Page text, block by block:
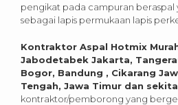
pengikat pada campuran beraspal yang dimanfaatkan
sebagai lapis
Kontraktor Aspal Hotmix
Jabodetabek Jakarta, Tangerang, Bekasi, Depok,
Bogor, Bandung , Cikarang
Tengah, Jawa Timur dan
kontraktor/pemborong yang